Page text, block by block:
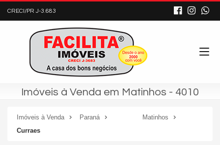
CRECI/PR J-3.683
Imóveis à Venda em Matinhos - 4010
Imóveis à Venda Paraná
Matinhos
Curraes